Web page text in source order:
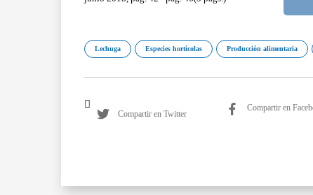
Lechuga Especies hortícolas Producción alimentaria
Compartir en Twitter
Compartir en